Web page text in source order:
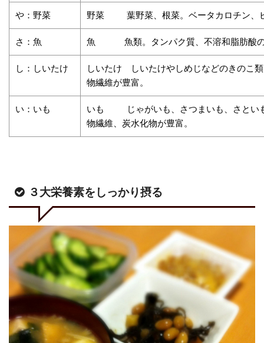
や：野菜 野菜 葉野菜、根菜。ベータカロチン、
さ：魚 魚 魚類。タンパク質、不溶和脂肪酸の
し：しいたけ
しいたけ しいたけやしめじなどのきのこ
物繊維が豊富。
い：いも
いも じゃがいも、さつまいも、さとい
物繊維、炭水化物が豊富。
３大栄養素をしっかり摂る